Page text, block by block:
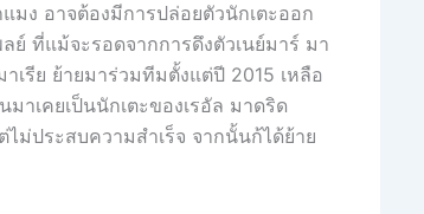
มง อาจต้องมีการปล่อยตัวนักเตะออก
ที่แม้จะรอดจากการดึงตัวเนย์มาร์ มา
เรีย ย้ายมาร่วมทีมตั้งแต่ปี 2015 เหลือ
เคยเป็นนักเตะของเรอัล มาดริด
ม่ประสบความสำเร็จ จากนั้นก้ได้ย้าย